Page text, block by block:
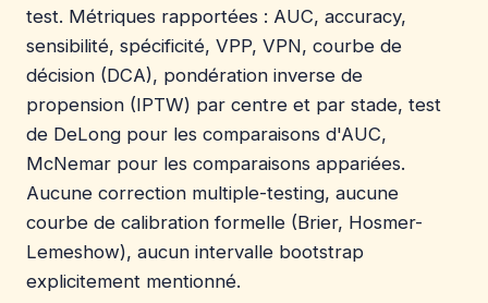
test. Métriques rapportées : AUC, accuracy,
sensibilité, spécificité, VPP, VPN, courbe de
décision (DCA), pondération inverse de
propension (IPTW) par centre et par stade, test
de DeLong pour les comparaisons d'AUC,
McNemar pour les comparaisons appariées.
Aucune correction multiple-testing, aucune
courbe de calibration formelle (Brier, Hosmer-
Lemeshow), aucun intervalle bootstrap
explicitement mentionné.